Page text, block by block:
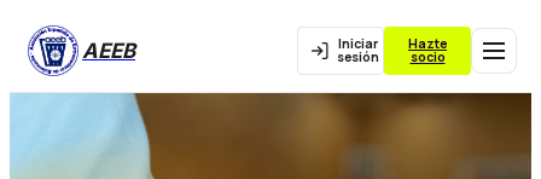
AEEB Iniciar
sesión
Hazte
socio